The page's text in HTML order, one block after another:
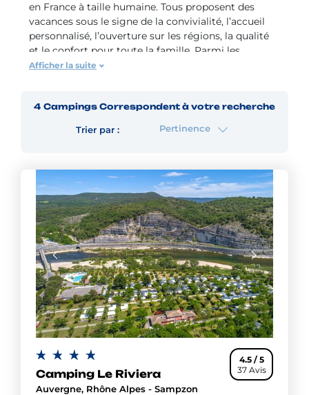
en France à taille humaine. Tous proposent des
vacances sous le signe de la convivialité, l’accueil
personnalisé, l’ouverture sur les régions, la qualité
et le confort pour toute la famille. Parmi les
campings du réseau, des Flower Campings offrent
Auvergne-Rhône-Alpes , bien qu’ayant des
ses sites naturels comme les Gorges de l'Ardèche et
l’Aven d’Orgnac, ses villages médiévaux de
caractère et sa gastronomie. Pendant vos vacances
en Ardèche, vous pourrez visiter les trésors des
grottes et avens, faire la descente de l’Ardèche en
canoë, le tout dans un territoire naturel
exceptionnel.
Afficher la suite
4 Campings Correspondent à votre recherche
Trier par : Pertinence
4.5 / 5
37 Avis
Camping Le Riviera
Auvergne, Rhône Alpes - Sampzon